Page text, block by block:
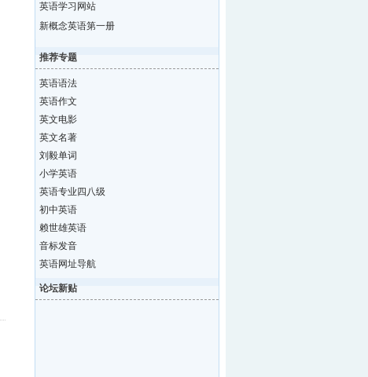
英语学习网站
新概念英语第一册
推荐专题
英语语法
英语作文
英文电影
英文名著
刘毅单词
小学英语
英语专业四八级
初中英语
赖世雄英语
音标发音
英语网址导航
论坛新贴